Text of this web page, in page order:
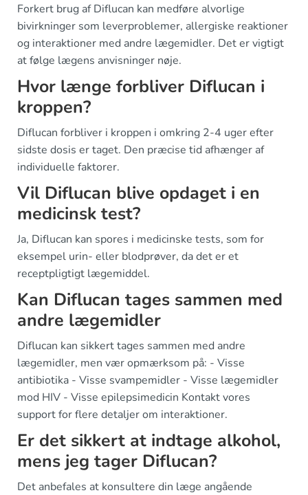
Forkert brug af Diflucan kan medføre alvorlige
bivirkninger som leverproblemer, allergiske reaktioner
og interaktioner med andre lægemidler. Det er vigtigt
at følge lægens anvisninger nøje.
Hvor længe forbliver Diflucan i
kroppen?
Diflucan forbliver i kroppen i omkring 2-4 uger efter
sidste dosis er taget. Den præcise tid afhænger af
individuelle faktorer.
Vil Diflucan blive opdaget i en
medicinsk test?
Ja, Diflucan kan spores i medicinske tests, som for
eksempel urin- eller blodprøver, da det er et
receptpligtigt lægemiddel.
Kan Diflucan tages sammen med
andre lægemidler
Diflucan kan sikkert tages sammen med andre
lægemidler, men vær opmærksom på: - Visse
antibiotika - Visse svampemidler - Visse lægemidler
mod HIV - Visse epilepsimedicin Kontakt vores
support for flere detaljer om interaktioner.
Er det sikkert at indtage alkohol,
mens jeg tager Diflucan?
Det anbefales at konsultere din læge angående